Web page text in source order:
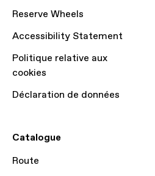
Reserve Wheels
Accessibility Statement
Politique relative aux
cookies
Déclaration de données
Catalogue
Route